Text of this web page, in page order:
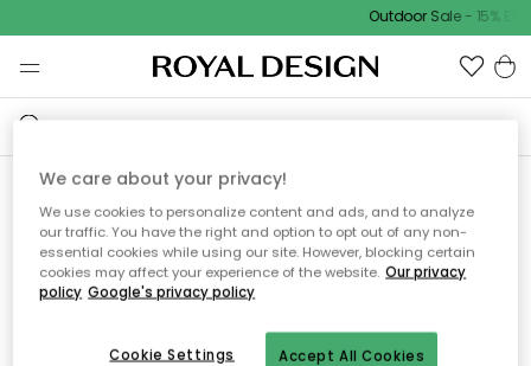
Outdoor Sale - 15%
Vi hittar tyvärr inte sidan du
söker
Detta kan bero på att sidan inte längre finns eller att den har
We care about your privacy!
We use cookies to personalize content and ads, and to analyze
our traffic. You have the right and option to opt out of any non-
essential cookies while using our site. However, blocking certain
cookies may affect your experience of the website. Our privacy
policy Google's privacy policy
Accept All Cookies
Cookie Settings